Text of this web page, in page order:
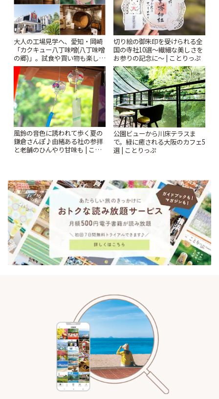
大人の工場見学へ、愛知・岡崎
「カクキュー八丁味噌(八丁味噌
の郷)」。試食や買い物も楽しみ
♪ | ことりっぷ
切り絵の御朱印を受けられる全
国の寺社10選〜繊細な美しさを
お参りの記念に〜 | ことりっぷ
風鈴の音色に誘われて歩く夏の
鎌倉さんぽ♪由緒ある社の参拝
と老舗のひんやり甘味も | こと
公園ビューから川床テラスま
で。緑に癒される大阪のカフェ5
選 | ことりっぷ